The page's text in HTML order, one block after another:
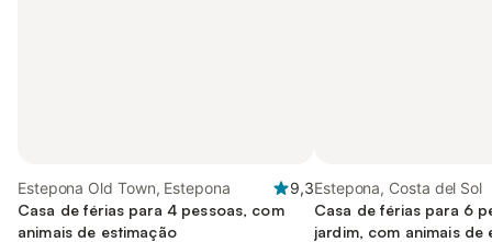
Estepona Old Town, Estepona
9,3
Casa de férias para 4 pessoas, com
animais de estimação
Estepona, Costa del Sol
Casa de férias para 6
jardim, com animais de